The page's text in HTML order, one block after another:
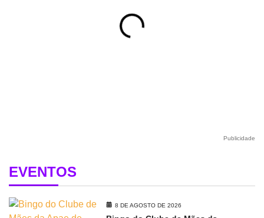
Publicidade
EVENTOS
8 DE AGOSTO DE 2026